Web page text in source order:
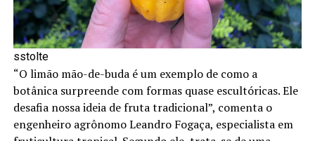
sstolte
“O limão mão-de-buda é um exemplo de como a
botânica surpreende com formas quase escultóricas. Ele
desafia nossa ideia de fruta tradicional”, comenta o
engenheiro agrônomo Leandro Fogaça, especialista em